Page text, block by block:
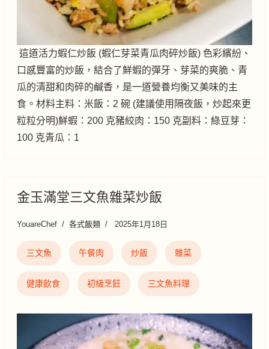
這道活力蝦仁炒飯 (蝦仁芽菜青瓜肉碎炒飯) 色彩繽紛、
口感豐富的炒飯，結合了鮮蝦的彈牙、芽菜的爽脆、青
瓜的清甜和肉碎的鹹香，是一道營養均衡又美味的主
食。材料主料：米飯：2 碗 (建議使用隔夜飯，炒起來更
粒粒分明)鮮蝦：200 克豬絞肉：150 克副料：綠豆芽：
100 克青瓜：1
金玉滿堂三文魚雜菜炒飯
YouareChef 各式飯類 2025年1月18日
三文魚 午餐肉 炒飯 雜菜
健康飲食 初級烹飪 三文魚料理